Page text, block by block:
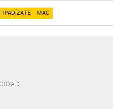
IPADÍZATE MAC